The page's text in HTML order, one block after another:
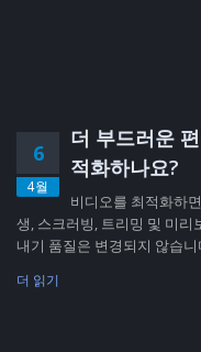
6
4월
더 부드러운
적화하나요?
비디오를 최적화하
생, 스크러빙, 트리밍 및 미
내기 품질은 변경되지 않습니
더 읽기